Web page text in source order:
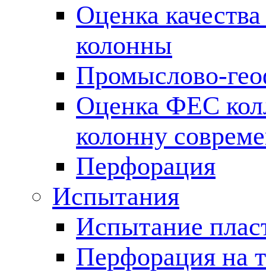
Оценка
колонны
Промыслово-
Оценка ФЕС
колонну
Перфорация
Испытания
Испытание
Перфорация на